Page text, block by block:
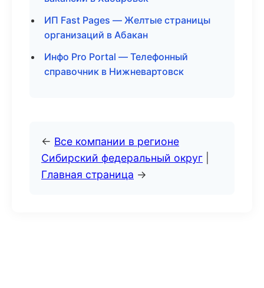
ИП Fast Pages — Желтые страницы
организаций в Абакан
Инфо Pro Portal — Телефонный
справочник в Нижневартовск
← Все компании в регионе
Сибирский федеральный округ
Главная страница →